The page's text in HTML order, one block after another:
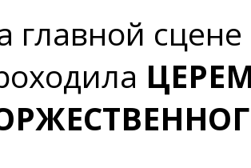
главной сцене